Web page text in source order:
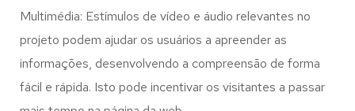
Multimédia: Estímulos de vídeo e áudio relevantes no
projeto podem ajudar os usuários a apreender as
informações, desenvolvendo a compreensão de forma
fácil e rápida. Isto pode incentivar os visitantes a passar